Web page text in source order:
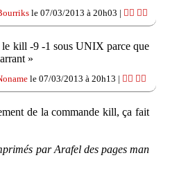
le 07/03/2013 à 20h03 | 👍🏽 👎🏽
kill -9 -1 sous UNIX parce que
»
le 07/03/2013 à 20h13 | 👍🏽 👎🏽
de la commande kill, ça fait
par Arafel des pages man